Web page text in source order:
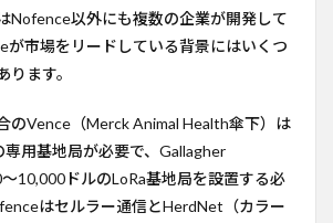
Nofence以外にも複数の企業が開発して
が市場をリードしている背景にはいくつ
ます。
のVence（Merck Animal Health傘下）は
用基地局が必要で、Gallagher
10,000ドルのLoRa基地局を設置する必
はセルラー通信とHerdNet（カラー